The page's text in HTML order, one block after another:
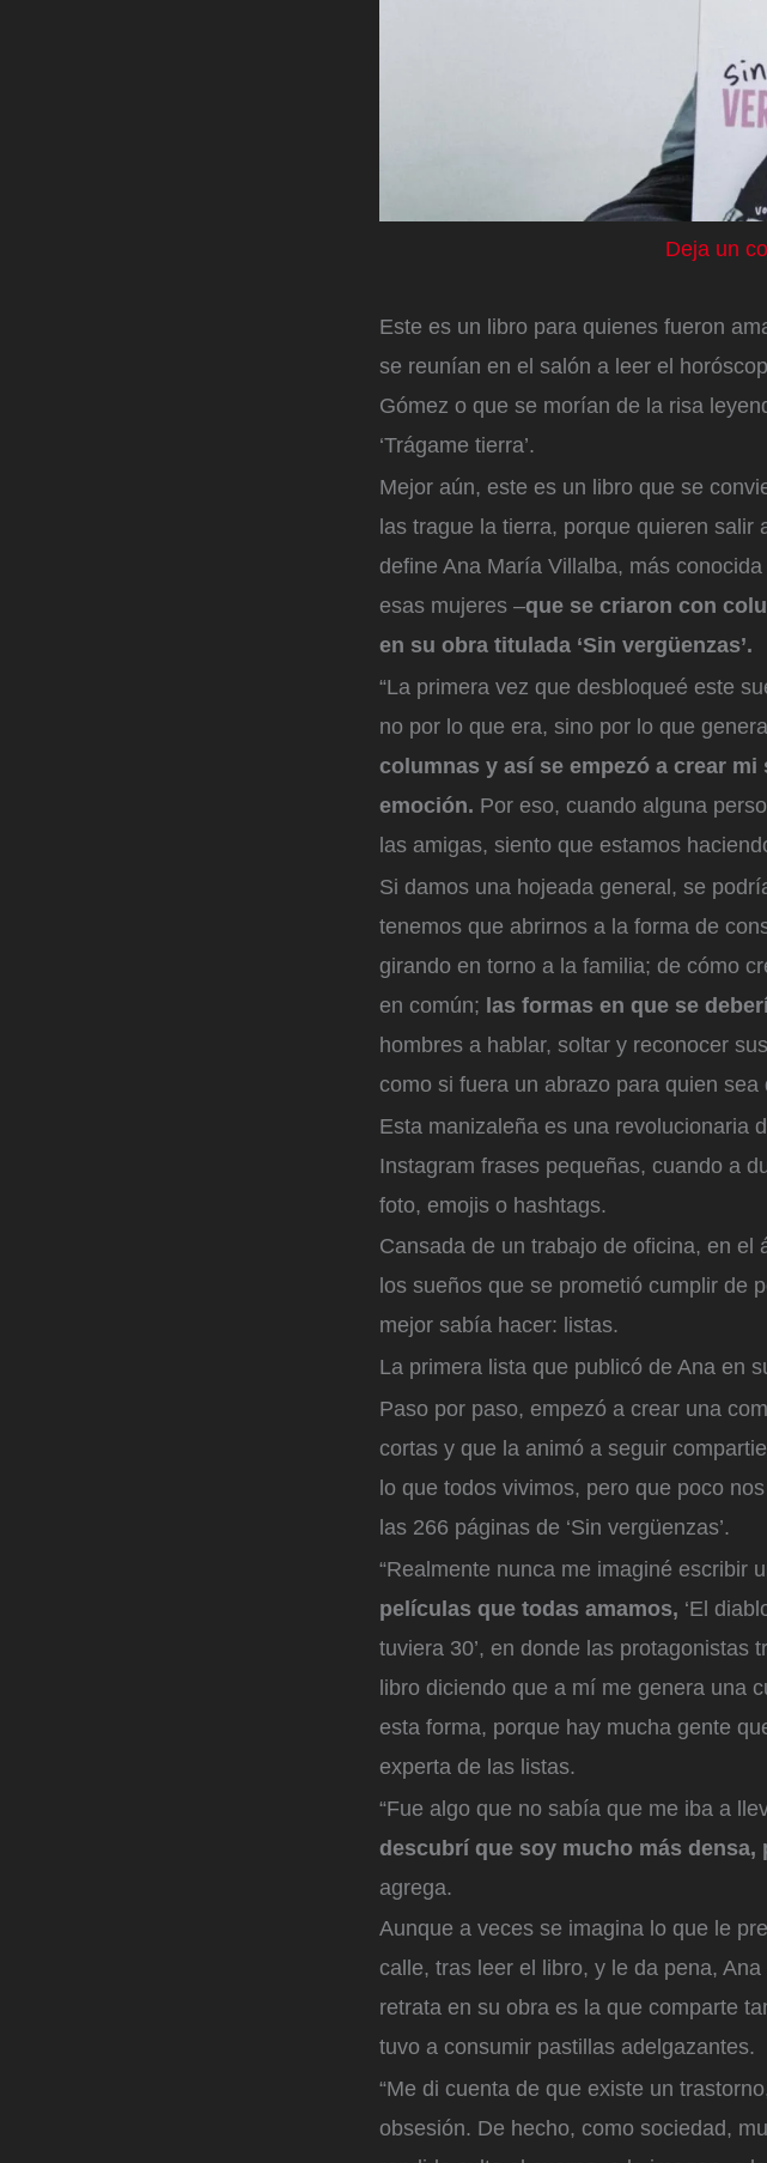
Deja un
Este es un libro para quienes fueron
se reunían en el salón a leer el
Gómez o que se morían de la risa
‘Trágame tierra’.
Mejor aún, este es un libro que se
las trague la tierra, porque quieren
define Ana María Villalba, más
esas mujeres –que se criaron con
en su obra titulada ‘Sin vergüenzas’.
“La primera vez que desbloqueé este
no por lo que era, sino por lo que
columnas y así se empezó a crear
emoción. Por eso, cuando alguna
las amigas, siento que estamos
Si damos una hojeada general, se
tenemos que abrirnos a la forma de
girando en torno a la familia; de cómo
en común; las formas en que se
hombres a hablar, soltar y reconocer
como si fuera un abrazo para quien sea
Esta manizaleña es una revolucionaria
Instagram frases pequeñas, cuando a
foto, emojis o hashtags.
Cansada de un trabajo de oficina, en el
los sueños que se prometió cumplir de
mejor sabía hacer: listas.
La primera lista que publicó de Ana en
Paso por paso, empezó a crear una
cortas y que la animó a seguir
lo que todos vivimos, pero que poco
las 266 páginas de ‘Sin vergüenzas’.
“Realmente nunca me imaginé escribir
películas que todas amamos, ‘El
tuviera 30’, en donde las protagonistas
libro diciendo que a mí me genera una
esta forma, porque hay mucha gente
experta de las listas.
“Fue algo que no sabía que me iba a
descubrí que soy mucho más
agrega.
Aunque a veces se imagina lo que le
calle, tras leer el libro, y le da pena,
retrata en su obra es la que comparte
tuvo a consumir pastillas adelgazantes.
“Me di cuenta de que existe un
obsesión. De hecho, como sociedad,